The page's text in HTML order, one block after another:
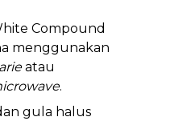
Compound
menggunakan
atau
.
gula halus